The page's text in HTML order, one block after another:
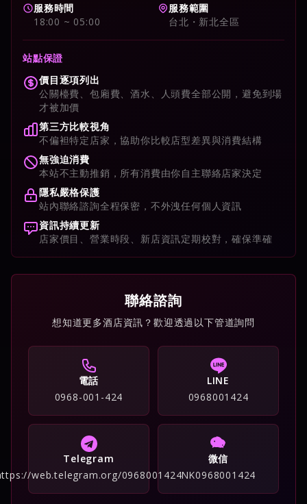
服務時間
18:00 ~ 05:00
服務範圍
台北・新北全區
站點保證
價目逐項列出
公關檯費、包廂費、酒水、人頭費全部公開，避免到場
才被加價
第三方比較視角
不偏袒特定店家，協助你比較店型差異與消費結構
無強迫消費
本站不主動推銷，所有消費由你自主聯絡店家決定
隱私嚴格保護
站內聯絡諮詢全程保密，不外洩任何個人資訊
資訊持續更新
店家價目、營業時段、新店資訊定期校對，確保準確
聯絡諮詢
想知道更多酒店資訊？歡迎透過以下管道詢問
電話
0968-001-424
LINE
0968001424
Telegram
web.telegram.org/0968001424
微信
NK0968001424